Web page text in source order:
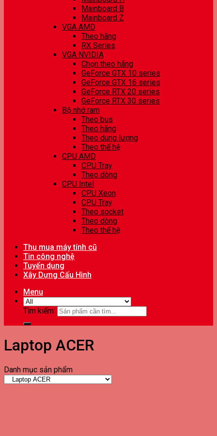
Mainboard B
Mainboard Z
VGA AMD
Theo hãng
RX Series
VGA NVIDIA
Chọn theo hãng
GeForce GTX 10 series
GeForce GTX 16 series
GeForce RTX 20 series
GeForce RTX 30 series
Bộ nhớ ram
Theo bus
Theo hãng
Theo dung lượng
Theo thế hệ
CPU AMD
CPU Tray
Theo dòng
CPU Intel
CPU Xeon
CPU Tray
Theo socket
Theo dòng
Theo thế hệ
Thu mua máy tính cũ
Tin công nghệ
Tuyển dụng
Xây Dựng Cấu Hình
Menu
Tìm kiếm:
Laptop ACER
Danh mục sản phẩm